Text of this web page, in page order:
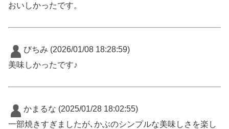
おいしかったです。
びちみ (2026/01/08 18:28:59)
美味しかったです♪
かまるな (2025/01/28 18:02:55)
一部焼きすぎましたが､かぶのシンプルな美味しさを楽し